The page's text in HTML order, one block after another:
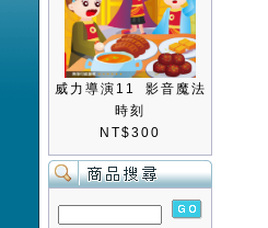
威力導演11 影音魔法
時刻
NT$300